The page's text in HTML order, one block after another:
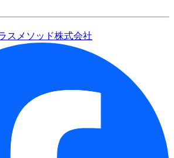
スメソッド株式会社